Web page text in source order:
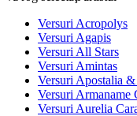
Versuri Acropolys
Versuri Agapis
Versuri All Stars
Versuri Amintas
Versuri Apostalia &
Versuri Armaname
Versuri Aurelia